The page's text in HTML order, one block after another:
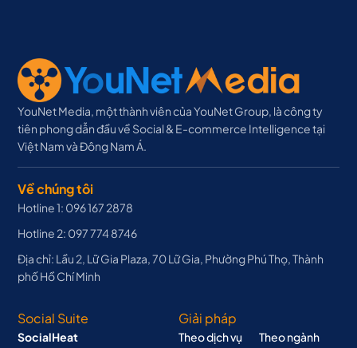
YouNet Media, một thành viên của YouNet Group, là công ty
tiên phong dẫn đầu về Social & E-commerce Intelligence tại
Việt Nam và Đông Nam Á.
Về chúng tôi
Hotline 1: 096 167 2878
Hotline 2: 097 774 8746
Địa chỉ: Lầu 2, Lữ Gia Plaza, 70 Lữ Gia, Phường Phú Thọ, Thành
phố Hồ Chí Minh
Social Suite
SocialHeat
Giải pháp
Theo dịch vụ
Theo ngành